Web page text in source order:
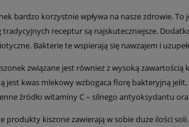
bardzo korzystnie wpływa na nasze zdrowie.
tradycyjnych receptur są najskuteczniejsze.
Bakterie te wspierają się nawzajem i
związane jest również z wysoką
jest kwas mlekowy wzbogaca florę bakteryjną
źródło witaminy C – silnego antyoksydantu
produkty kiszone zawierają w sobie duże ilości